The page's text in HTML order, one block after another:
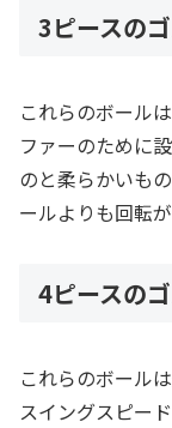
3ピースの
これらのボール
ファーのために
のと柔らかいも
ールよりも回転
4ピースの
これらのボール
スイングスピー